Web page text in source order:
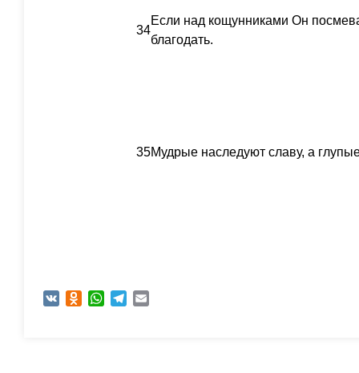
34
Если над кощунниками Он
благодать.
35Мудрые наследуют славу, а
VK Odnoklassniki
WhatsAppTelegram